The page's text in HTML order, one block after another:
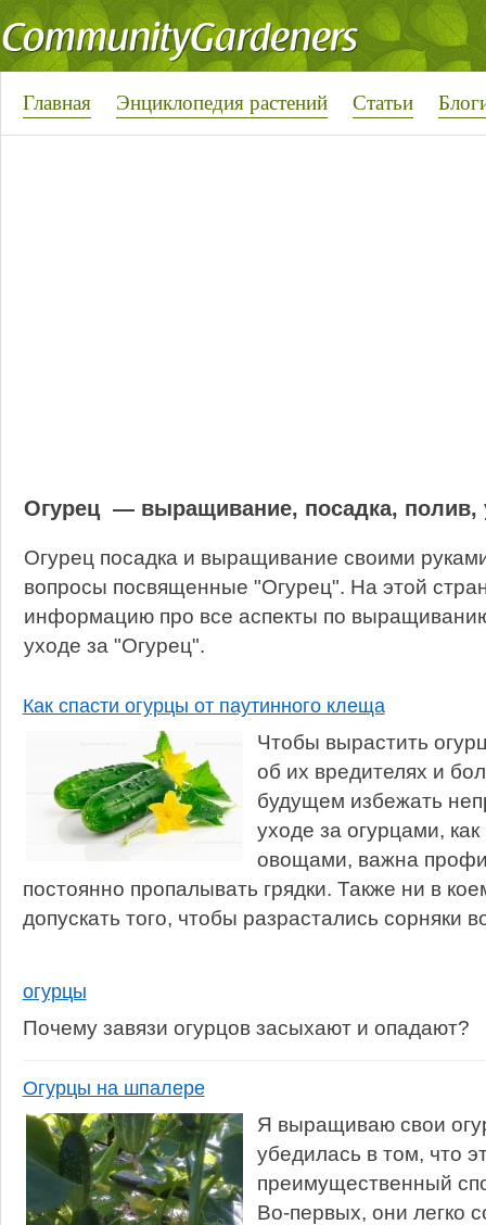
Главная Энциклопедия растений Статьи
Огурец — выращивание, посадка, полив,
Огурец посадка и выращивание своими
вопросы посвященные "Огурец". На этой
информацию про все аспекты по
уходе за "Огурец".
Как спасти огурцы от паутинного клеща
Чтобы вырастить
об их вредителях и
будущем избежать
уходе за огурцами,
овощами, важна
постоянно пропалывать грядки. Также ни в
допускать того, чтобы разрастались сорняки
огурцы
Почему завязи огурцов засыхают и опадают?
Огурцы на шпалере
Я выращиваю свои
убедилась в том, что
преимущественный
Во-первых, они легко